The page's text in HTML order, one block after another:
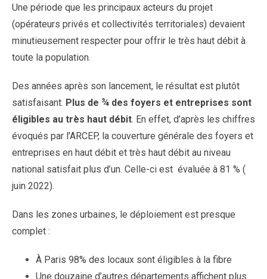
Une période que les principaux acteurs du projet
(opérateurs privés et collectivités territoriales) devaient
minutieusement respecter pour offrir le très haut débit à
toute la population.
Des années après son lancement, le résultat est plutôt
satisfaisant. Plus de ¾ des foyers et entreprises sont
éligibles au très haut débit. En effet, d’après les chiffres
évoqués par l’ARCEP, la couverture générale des foyers et
entreprises en haut débit et très haut débit au niveau
national satisfait plus d’un. Celle-ci est évaluée à 81 % (
juin 2022).
Dans les zones urbaines, le déploiement est presque
complet :
À Paris 98% des locaux sont éligibles à la fibre
Une douzaine d’autres départements affichent plus